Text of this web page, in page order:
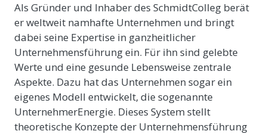
Als Gründer und Inhaber des SchmidtColleg berät
er weltweit namhafte Unternehmen und bringt
dabei seine Expertise in ganzheitlicher
Unternehmensführung ein. Für ihn sind gelebte
Werte und eine gesunde Lebensweise zentrale
Aspekte. Dazu hat das Unternehmen sogar ein
eigenes Modell entwickelt, die sogenannte
UnternehmerEnergie. Dieses System stellt
theoretische Konzepte der Unternehmensführung